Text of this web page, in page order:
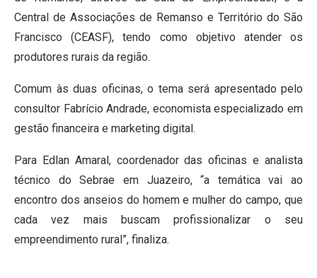
Central de Associações de Remanso e Território do São
Francisco (CEASF), tendo como objetivo atender os
produtores rurais da região.
Comum às duas oficinas, o tema será apresentado pelo
consultor Fabrício Andrade, economista especializado em
gestão financeira e marketing digital.
Para Edlan Amaral, coordenador das oficinas e analista
técnico do Sebrae em Juazeiro, “a temática vai ao
encontro dos anseios do homem e mulher do campo, que
cada vez mais buscam profissionalizar o seu
empreendimento rural”, finaliza.